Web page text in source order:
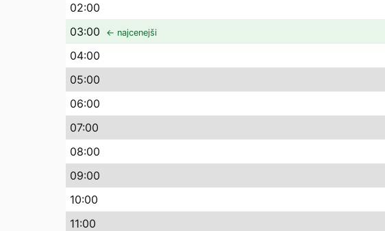
02:00
03:00 ← najcenejši
04:00
05:00
06:00
07:00
08:00
09:00
10:00
11:00